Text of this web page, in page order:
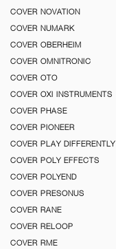
COVER NOVATION
COVER NUMARK
COVER OBERHEIM
COVER OMNITRONIC
COVER OTO
COVER OXI INSTRUMENTS
COVER PHASE
COVER PIONEER
COVER PLAY DIFFERENTLY
COVER POLY EFFECTS
COVER POLYEND
COVER PRESONUS
COVER RANE
COVER RELOOP
COVER RME